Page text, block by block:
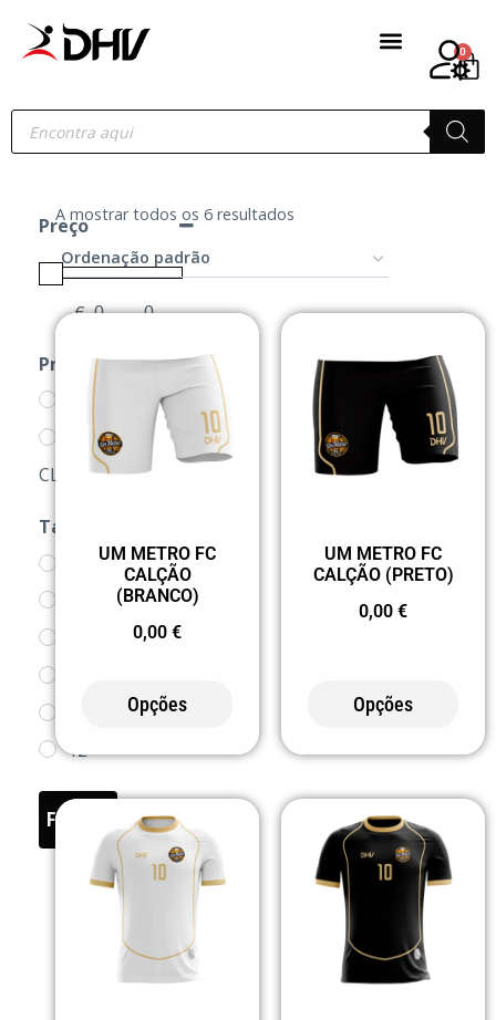
0
Preço
€ -
Produtos
1MFC
LOJA DOS
CLUBES
Tamanho
12
14
FILTER
A mostrar todos os 6 resultados
UM METRO FC
CALÇÃO
(BRANCO)
0,00 €
Opções
UM METRO FC
CALÇÃO (PRETO)
0,00 €
Opções